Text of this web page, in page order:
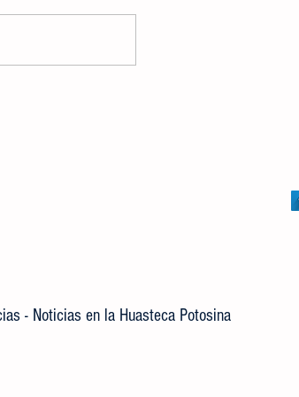
- Noticias en la Huasteca Potosina